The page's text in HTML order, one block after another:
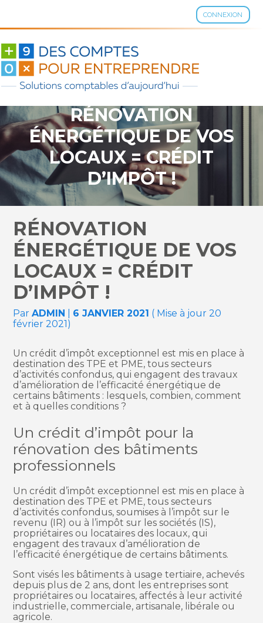
CONNEXION
Aller
contenu
RÉNOVATION
ÉNERGÉTIQUE DE VOS
LOCAUX = CRÉDIT
D’IMPÔT !
RÉNOVATION
ÉNERGÉTIQUE DE VOS
LOCAUX = CRÉDIT
D’IMPÔT !
ParADMIN 6 JANVIER 2021 ( Mise à jour 20
février 2021)
Un crédit d’impôt exceptionnel est mis en place à
destination des TPE et PME, tous secteurs
d’activités confondus, qui engagent des travaux
d’amélioration de l’efficacité énergétique de
certains bâtiments : lesquels, combien, comment
et à quelles conditions ?
Un crédit d’impôt pour la
rénovation des bâtiments
professionnels
Un crédit d’impôt exceptionnel est mis en place à
destination des TPE et PME, tous secteurs
d’activités confondus, soumises à l’impôt sur le
revenu (IR) ou à l’impôt sur les sociétés (IS),
propriétaires ou locataires des locaux, qui
engagent des travaux d’amélioration de
l’efficacité énergétique de certains bâtiments.
Sont visés les bâtiments à usage tertiaire, achevés
depuis plus de 2 ans, dont les entreprises sont
propriétaires ou locataires, affectés à leur activité
industrielle, commerciale, artisanale, libérale ou
agricole.